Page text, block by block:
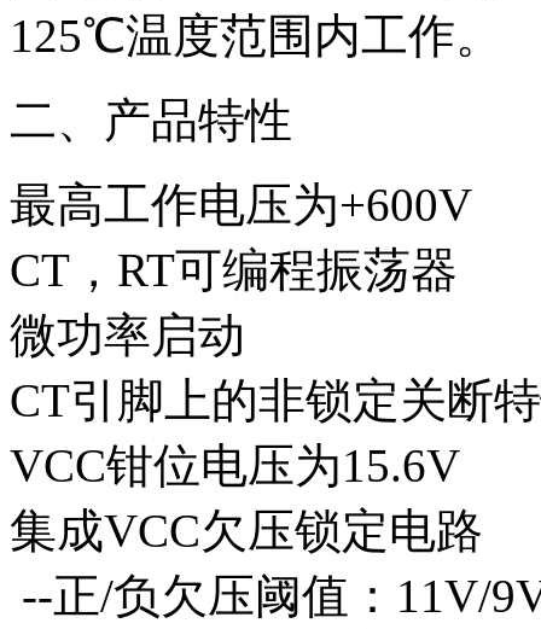
125℃温度范围内工作。
二、产品特性
最高工作电压为+600V
CT，RT可编程振荡器
微功率启动
CT引脚上的非锁定关断
VCC钳位电压为15.6V
集成VCC欠压锁定电路
--正/负欠压阈值：11V/